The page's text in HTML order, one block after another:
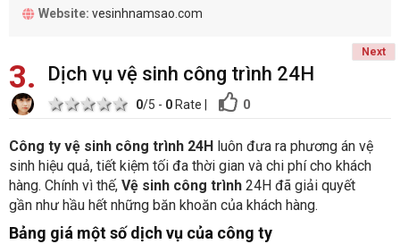
Website: vesinhnamsao.com
Next
3 Dịch vụ vệ sinh công trình 24H
5 stars
4 stars
3 stars
2 stars
1 star 0/5 - 0Rate 0
Công ty vệ sinh công trình 24H luôn đưa ra phương án vệ
sinh hiệu quả, tiết kiệm tối đa thời gian và chi phí cho khách
hàng. Chính vì thế, Vệ sinh công trình 24H đã giải quyết
gần như hầu hết những băn khoăn của khách hàng.
Bảng giá một số dịch vụ của công ty